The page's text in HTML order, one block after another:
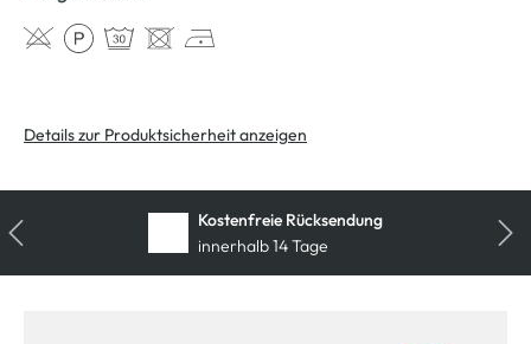
Details zur Produktsicherheit anzeigen
Kostenfreie Rücksendung
innerhalb 14 Tage